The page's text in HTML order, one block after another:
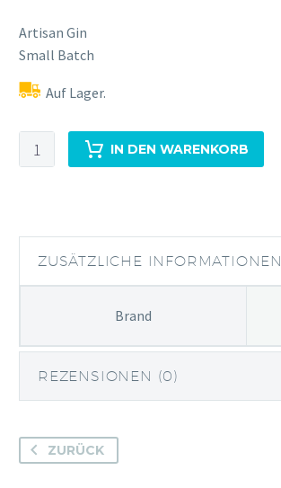
Artisan Gin
Small Batch
Auf Lager.
Dingle
Gin
IN DEN WARENKORB
ZUSÄTZLICHE INFORMATIONEN
Brand
REZENSIONEN (0)
ZURÜCK